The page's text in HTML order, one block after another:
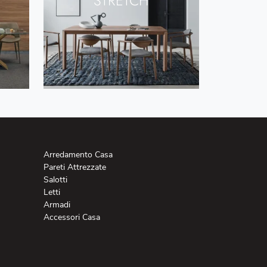
Arredamento Casa
Pareti Attrezzate
Salotti
Letti
Armadi
Accessori Casa